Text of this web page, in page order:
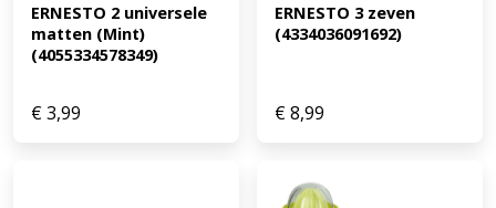
ERNESTO 2 universele
matten (Mint)
(4055334578349)
€3,99
ERNESTO 3 zeven
(4334036091692)
€8,99